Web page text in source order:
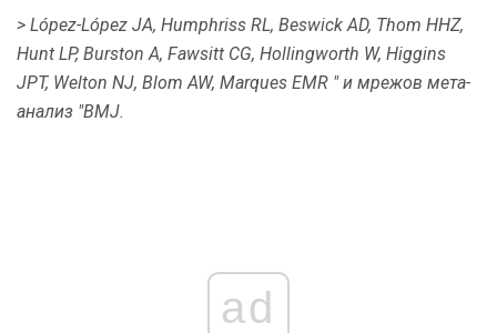
> López-López JA, Humphriss RL, Beswick AD, Thom HHZ,
Hunt LP, Burston A, Fawsitt CG, Hollingworth W, Higgins
JPT, Welton NJ, Blom AW, Marques EMR " и мрежов мета-
анализ "BMJ.
ad